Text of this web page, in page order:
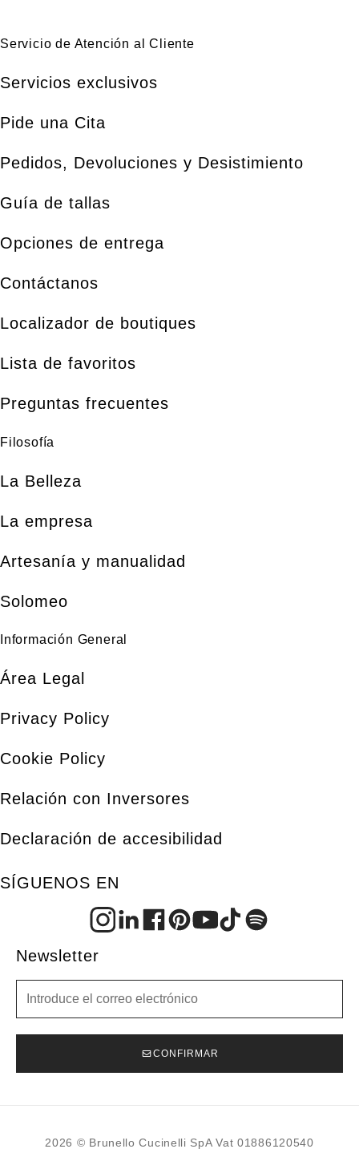
Newsletter
CONFIRMAR
Servicio de Atención al Cliente
Servicios exclusivos
Pide una Cita
Pedidos, Devoluciones y Desistimiento
Guía de tallas
Opciones de entrega
Contáctanos
Localizador de boutiques
Lista de favoritos
Preguntas frecuentes
Filosofía
La Belleza
La empresa
Artesanía y manualidad
Solomeo
Información General
Área Legal
Privacy Policy
Cookie Policy
Relación con Inversores
Declaración de accesibilidad
SÍGUENOS EN
2026 © Brunello Cucinelli SpA Vat 01886120540